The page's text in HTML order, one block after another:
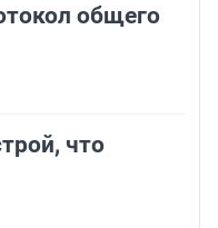
общего
что